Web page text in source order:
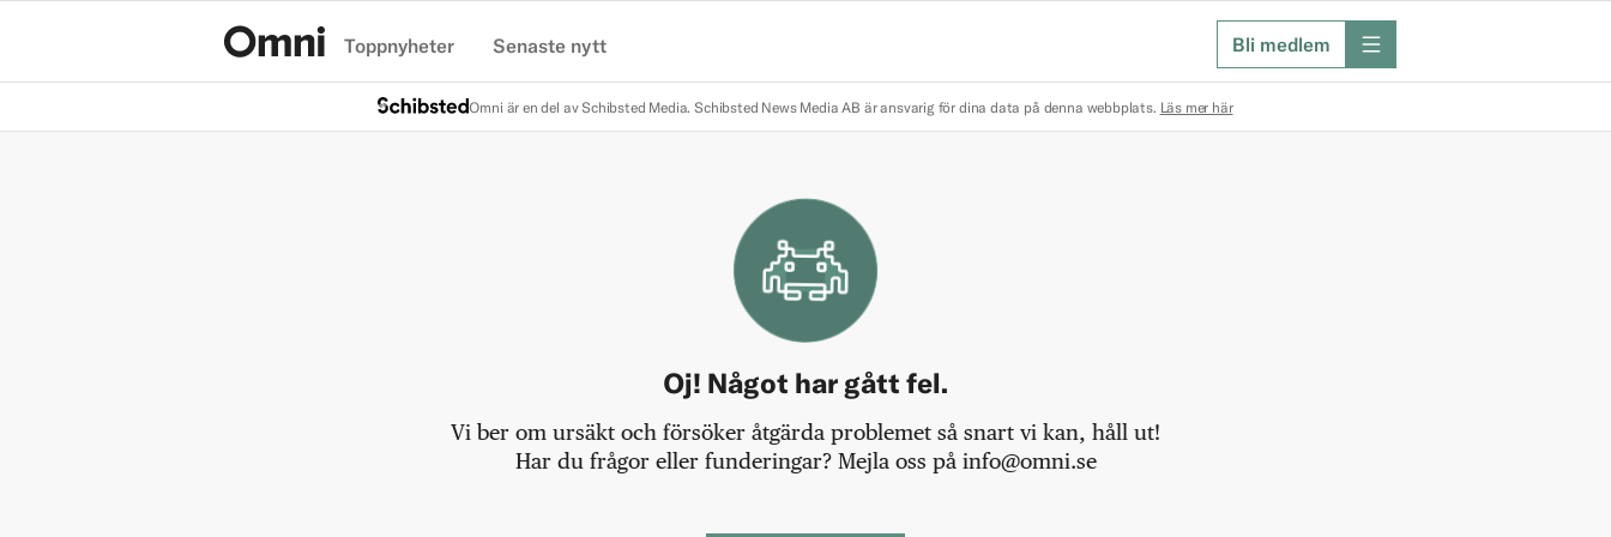
Toppnyheter Senaste nytt Bli medlem meny
Omni är en del av Schibsted Media. Schibsted News Media AB är ansvarig för dina data på denna webbplats. Läs mer här
Oj! Något har gått fel.
Vi ber om ursäkt och försöker åtgärda problemet så snart vi kan, håll ut!
Har du frågor eller funderingar? Mejla oss på info@omni.se